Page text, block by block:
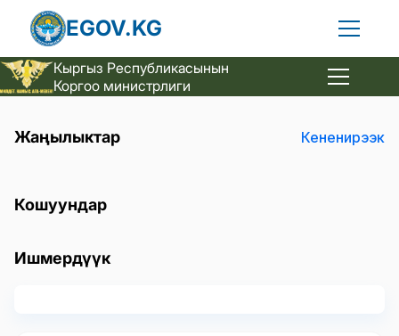
EGOV.KG
Кыргыз Республикасынын
Коргоо министрлиги
Жаңылыктар Кененирээк
Кошуундар
Ишмердүүк